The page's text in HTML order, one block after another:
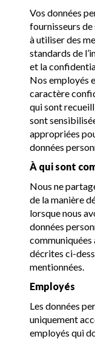
Vos données
fournisseurs de
à utiliser des
standards de
et la
Nos employés
caractère
qui sont
sont
appropriées
données
À qui sont
Nous ne
de la manière
lorsque nous
données
communiquées
décrites ci-
mentionnées.
Employés
Les données
uniquement
employés qui